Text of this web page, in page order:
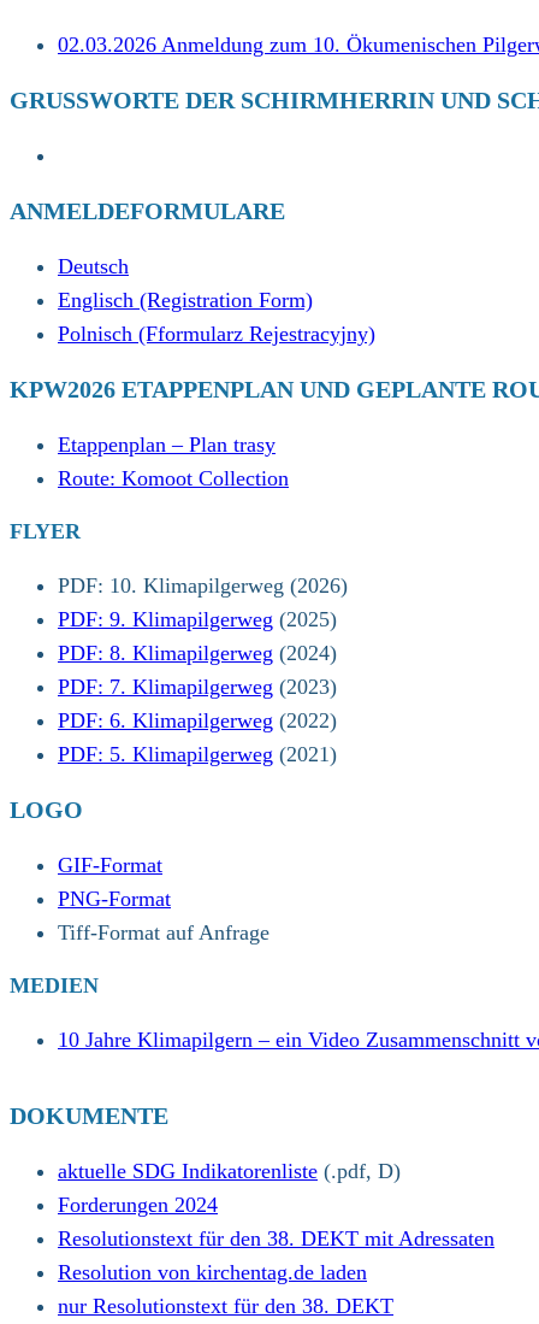
02.03.2026 Anmeldung zum 10. Ökumenischen
GRUSSWORTE DER SCHIRMHERRIN UND
ANMELDEFORMULARE
Deutsch
Englisch (Registration Form)
Polnisch (Fformularz Rejestracyjny)
KPW2026 ETAPPENPLAN UND GEPLANTE
Etappenplan – Plan trasy
Route: Komoot Collection
FLYER
PDF: 10. Klimapilgerweg (2026)
PDF: 9. Klimapilgerweg (2025)
PDF: 8. Klimapilgerweg (2024)
PDF: 7. Klimapilgerweg (2023)
PDF: 6. Klimapilgerweg (2022)
PDF: 5. Klimapilgerweg (2021)
LOGO
GIF-Format
PNG-Format
Tiff-Format auf Anfrage
MEDIEN
10 Jahre Klimapilgern – ein Video Zusammenschnitt
DOKUMENTE
aktuelle SDG Indikatorenliste (.pdf, D)
Forderungen 2024
Resolutionstext für den 38. DEKT mit Adressaten
Resolution von kirchentag.de laden
nur Resolutionstext für den 38. DEKT